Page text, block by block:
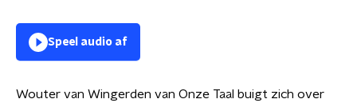
Speel audio af
Wouter van Wingerden van Onze Taal buigt zich over